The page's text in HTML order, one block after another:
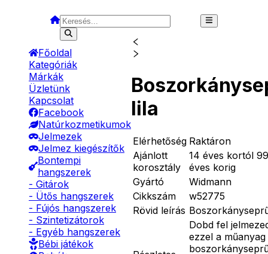
Főoldal
Kategóriák
Márkák
Üzletünk
Kapcsolat
Facebook
Natúrkozmetikumok
Jelmezek
Jelmez kiegészítők
Bontempi
hangszerek
- Gitárok
- Ütős hangszerek
- Fújós hangszerek
- Szintetizátorok
- Egyéb hangszerek
Bébi játékok
lila
Elérhetőség Raktáron
Ajánlott
korosztály
14 éves kortól 99
éves korig
Gyártó
Widmann
Cikkszám
w52775
Rövid leírás
Dobd fel
ezzel a műanyag